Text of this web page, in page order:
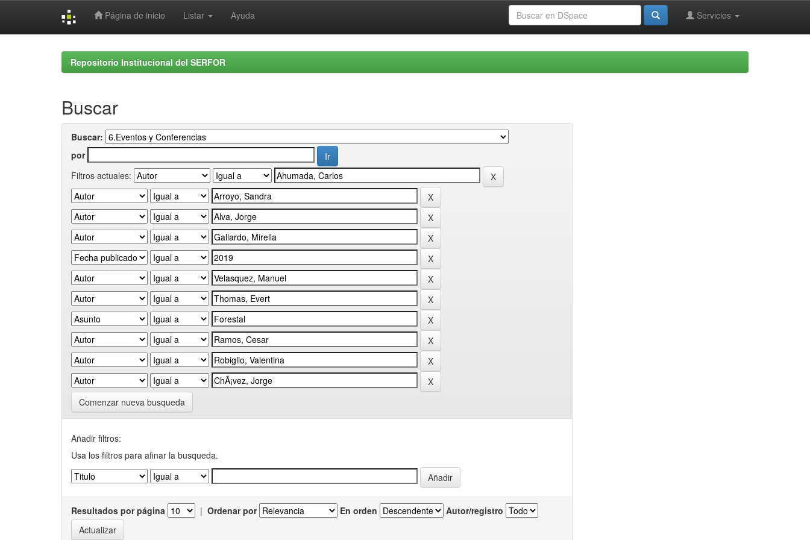
Página de inicio Listar Ayuda Servicios
Repositorio Institucional del SERFOR
Buscar
Buscar:
por
Filtros actuales:
Comenzar nueva busqueda
Añadir filtros:
Usa los filtros para afinar la busqueda.
Resultados por página | Ordenar por En orden Autor/registro